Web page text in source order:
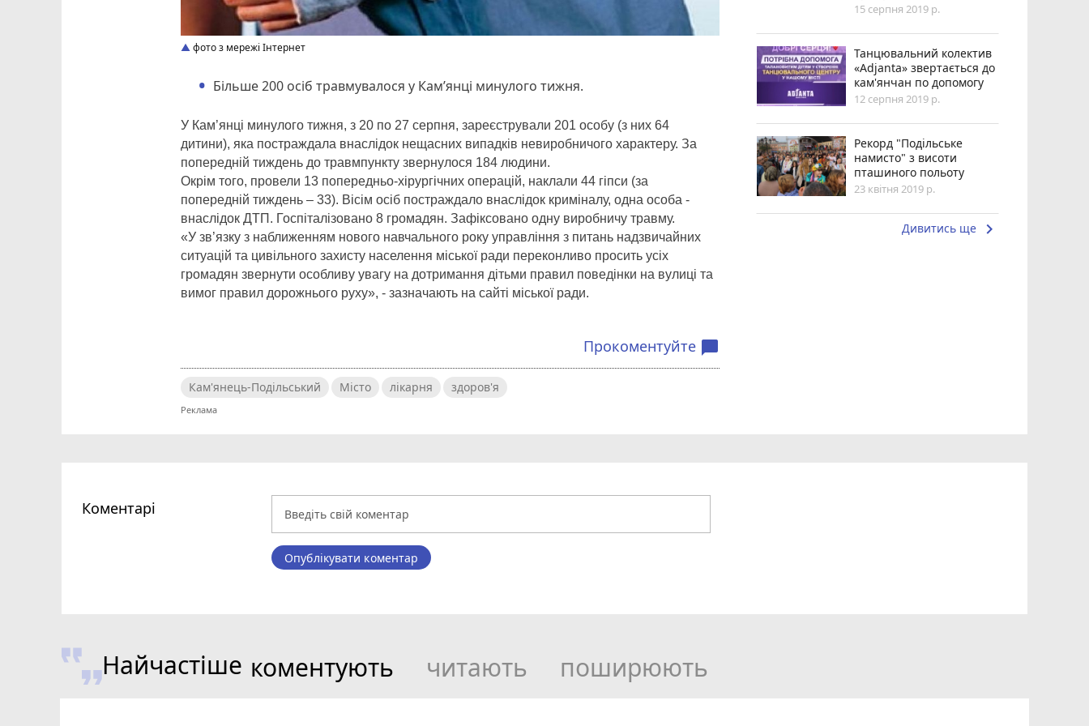
фото з мережі Інтернет
Більше 200 осіб травмувалося у Кам’янці минулого тижня.
У Кам’янці минулого тижня, з 20 по 27 серпня, зареєстрували 201 особу (з них 64
дитини), яка постраждала внаслідок нещасних випадків невиробничого характеру. За
попередній тиждень до травмпункту звернулося 184 людини.
Окрім того, провели 13 попередньо-хірургічних операцій, наклали 44 гіпси (за
попередній тиждень – 33). Вісім осіб постраждало внаслідок криміналу, одна особа -
внаслідок ДТП. Госпіталізовано 8 громадян. Зафіксовано одну виробничу травму.
«У зв’язку з наближенням нового навчального року управління з питань надзвичайних
ситуацій та цивільного захисту населення міської ради переконливо просить усіх
громадян звернути особливу увагу на дотримання дітьми правил поведінки на вулиці та
вимог правил дорожнього руху», - зазначають на сайті міської ради.
Прокоментуйте chat_bubble
Кам'янець-Подільський Місто лікарня здоров'я
15 серпня 2019 р.
Танцювальний колектив
«Adjanta» звертається до
кам'янчан по допомогу
12 серпня 2019 р.
Рекорд "Подільське
намисто" з висоти
пташиного польоту
23 квітня 2019 р.
Дивитись ще keyboard_arrow_right
Коментарі
Опублікувати коментар
Найчастіше коментують читають поширюють